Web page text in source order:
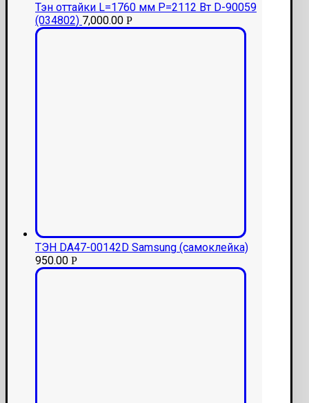
Тэн оттайки L=1760 мм P=2112 Вт D-90059
(034802) 7,000.00 Р
ТЭН DA47-00142D Samsung (самоклейка)
950.00 Р